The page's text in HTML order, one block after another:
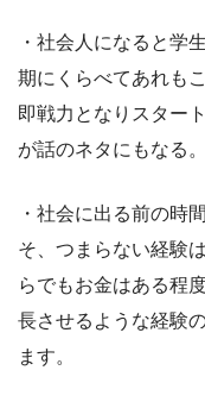
・社会人になると学
期にくらべてあれも
即戦力となりスター
が話のネタにもなる。
・社会に出る前の時
そ、つまらない経験
らでもお金はある程
長させるような経験
ます。